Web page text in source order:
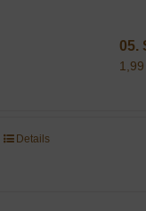
05.
1,99
Details